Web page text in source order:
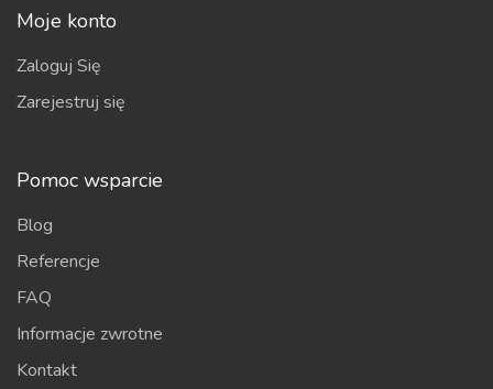
Moje konto
Zaloguj Się
Zarejestruj się
Pomoc wsparcie
Blog
Referencje
FAQ
Informacje zwrotne
Kontakt